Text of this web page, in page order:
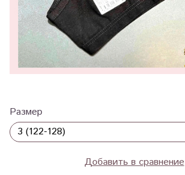
Размер
Добавить в сравнение